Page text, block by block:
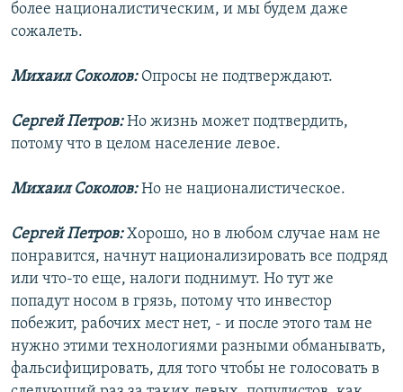
более националистическим, и мы будем даже
сожалеть.
Михаил Соколов:Опросы не подтверждают.
Сергей Петров:Но жизнь может подтвердить,
потому что в целом население левое.
Михаил Соколов:Но не националистическое.
Сергей Петров:Хорошо, но в любом случае нам не
понравится, начнут национализировать все подряд
или что-то еще, налоги поднимут. Но тут же
попадут носом в грязь, потому что инвестор
побежит, рабочих мест нет, - и после этого там не
нужно этими технологиями разными обманывать,
фальсифицировать, для того чтобы не голосовать в